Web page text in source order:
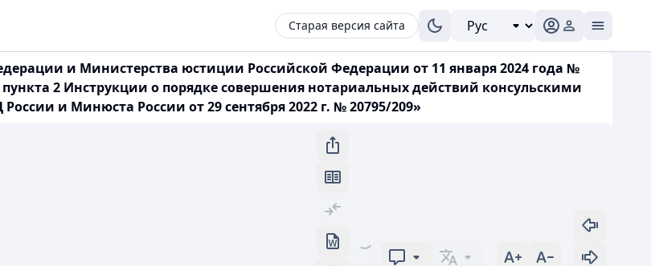
Старая версия сайта
и Министерства юстиции Российской Федерации от 11 января 2024 года №
2 Инструкции о порядке совершения нотариальных действий консульскими
и Минюста России от 29 сентября 2022 г. № 20795/209»